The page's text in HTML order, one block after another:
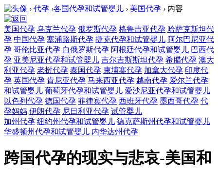
› 代孕 ›各国代孕和试管婴儿 › 美国代孕 › 内容
美国代孕 乌克兰代孕 俄罗斯代孕 格鲁吉亚代孕 哈萨克斯坦代
孕 中国代孕 塞浦路斯代孕 捷克代孕和试管婴儿 阿尔巴尼亚代
孕 哥伦比亚代孕 白俄罗斯代孕 阿根廷代孕和试管婴儿 巴西代
孕 亚美尼亚代孕和试管婴儿 吉尔吉斯斯坦代孕 希腊代孕 澳大
利亚代孕 老挝代孕 泰国代孕 柬埔寨代孕 加拿大代孕 印度代
孕 英国代孕 肯尼亚代孕 马来西亚代孕 越南代孕 爱尔兰代孕
和试管婴儿 葡萄牙代孕和试管婴儿 爱沙尼亚代孕和试管婴儿
以色列代孕 德国代孕 菲律宾代孕 西班牙代孕 墨西哥代孕 代
孕妈妈 伊朗代孕 尼日利亚代孕 试管婴儿
加州代孕 纽约州代孕和试管婴儿 德克萨斯州代孕和试管婴儿
华盛顿州代孕和试管婴儿 内华达州代孕
跨国代孕的现实与悲哀-美国和